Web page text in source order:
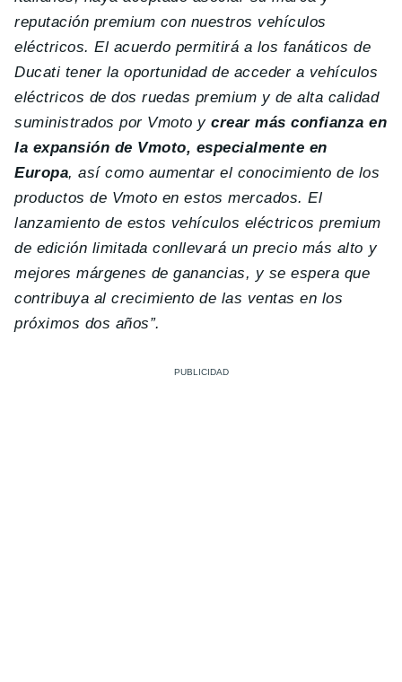
reputación premium con nuestros vehículos
eléctricos. El acuerdo permitirá a los fanáticos de
Ducati tener la oportunidad de acceder a vehículos
eléctricos de dos ruedas premium y de alta calidad
suministrados por Vmoto ycrear más confianza en
la expansión de Vmoto, especialmente en
Europa, así como aumentar el conocimiento de los
productos de Vmoto en estos mercados. El
lanzamiento de estos vehículos eléctricos premium
de edición limitada conllevará un precio más alto y
mejores márgenes de ganancias, y se espera que
contribuya al crecimiento de las ventas en los
próximos dos años”.